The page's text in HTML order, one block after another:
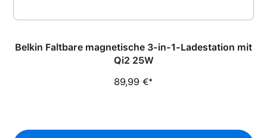
Belkin Faltbare magnetische 3-in-1-Ladestation mit
Qi2 25W
89,99 €*